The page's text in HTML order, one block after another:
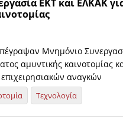
ΕΚΤ και ΕΛΚΑΚ
Μνημόνιο
αμυντικής καινοτομίας
επιχειρησιακών αναγκών
Τεχνολογία